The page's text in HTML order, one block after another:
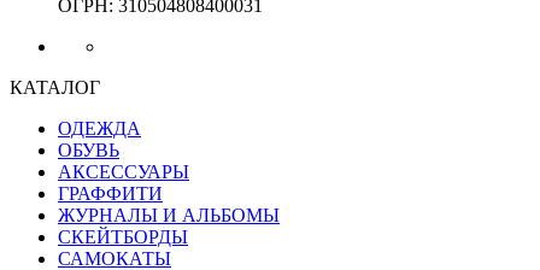
ОГРН: 310504808400031
КАТАЛОГ
ОДЕЖДА
ОБУВЬ
АКСЕССУАРЫ
ГРАФФИТИ
ЖУРНАЛЫ И АЛЬБОМЫ
СКЕЙТБОРДЫ
САМОКАТЫ